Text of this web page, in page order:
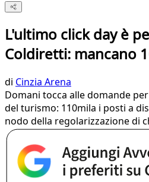
L'ultimo click day è
Coldiretti: mancano
di Cinzia Arena
Domani tocca alle domande
del turismo: 110mila i posti a
nodo della regolarizzazione di